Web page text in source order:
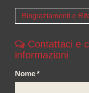
Ringraziamenti e
Contattaci e
informazioni
Nome*